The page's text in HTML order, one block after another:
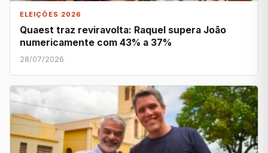
ELEIÇÕES 2026
Quaest traz reviravolta: Raquel supera João
numericamente com 43% a 37%
28/07/2026